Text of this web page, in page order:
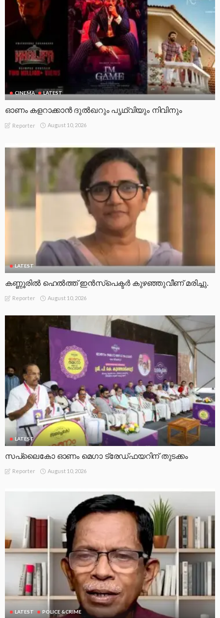
CINEMA LATEST
ഓണം കളറാക്കാൻ ദുൽഖറും പൃഥ്വിയും നിവിനും
Reporter August 10, 2026
LATEST
കണ്ണൂരില്‍ ഹെല്‍ത്ത് ഇന്‍സ്‌പെക്ടര്‍ കുഴഞ്ഞുവീണ് മരിച്ചു.
Reporter August 10, 2026
LATEST
സപ്ലൈകോ ഓണം മെഗാ ട്രേഡ്ഫയറിന് തുടക്കം
Reporter August 10, 2026
LATEST POLICE &CRIME